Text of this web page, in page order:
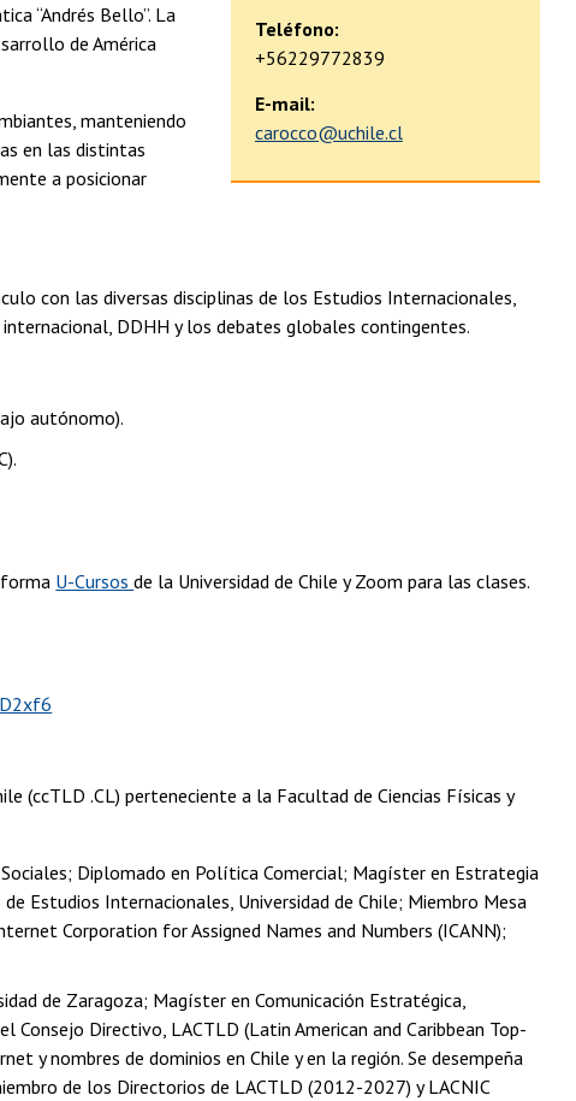
Teléfono:
+56229772839
E-mail:
carocco@uchile.cl
“Andrés Bello”. La
de América
manteniendo
en las distintas
a posicionar
con las diversas disciplinas de los Estudios Internacionales,
DDHH y los debates globales contingentes.
autónomo).
U-Cursosde la Universidad de Chile y Zoom para las clases.
(ccTLD .CL) perteneciente a la Facultad de Ciencias Físicas y
Sociales; Diplomado en Política Comercial; Magíster en Estrategia
Estudios Internacionales, Universidad de Chile; Miembro Mesa
Corporation for Assigned Names and Numbers (ICANN);
de Zaragoza; Magíster en Comunicación Estratégica,
Consejo Directivo, LACTLD (Latin American and Caribbean Top-
y nombres de dominios en Chile y en la región. Se desempeña
de los Directorios de LACTLD (2012-2027) y LACNIC